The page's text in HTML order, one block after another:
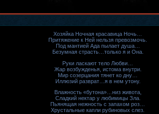
Хозяйка Ночная красавица Ночь…
Притяжение к Ней нельзя превозмочь.
Под мантией Ада пылает душа…
Безумная страсть…только я и Она.
Руки ласкают тело Любви…
Жар возбужденья, истома внутри.
Мир созерцания тянет ко дну…
Иллюзий разврат…я в нем утону.
Влажность «бутона»…низ живота,
Сладкий нектар у любимицы Зла.
Пьянящая нежность с запахом роз…
Хрустальные капли рубиновых слез.